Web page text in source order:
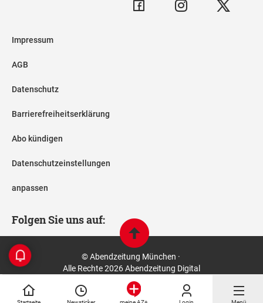
Impressum
AGB
Datenschutz
Barrierefreiheitserklärung
Abo kündigen
Datenschutzeinstellungen
anpassen
Folgen Sie uns auf:
© Abendzeitung München ·
Alle Rechte 2026 Abendzeitung Digital